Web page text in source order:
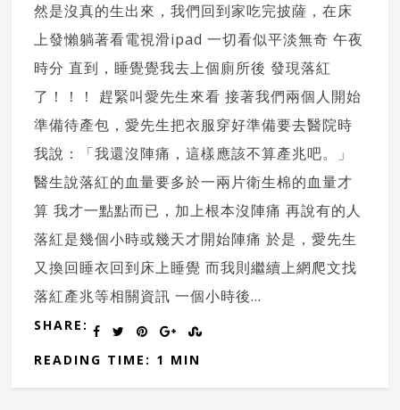
然是沒真的生出來，我們回到家吃完披薩，在床
上發懶躺著看電視滑ipad 一切看似平淡無奇 午夜
時分 直到，睡覺覺我去上個廁所後 發現落紅
了！！！ 趕緊叫愛先生來看 接著我們兩個人開始
準備待產包，愛先生把衣服穿好準備要去醫院時
我說：「我還沒陣痛，這樣應該不算產兆吧。」
醫生說落紅的血量要多於一兩片衛生棉的血量才
算 我才一點點而已，加上根本沒陣痛 再說有的人
落紅是幾個小時或幾天才開始陣痛 於是，愛先生
又換回睡衣回到床上睡覺 而我則繼續上網爬文找
落紅產兆等相關資訊 一個小時後...
SHARE:
READING TIME: 1 MIN